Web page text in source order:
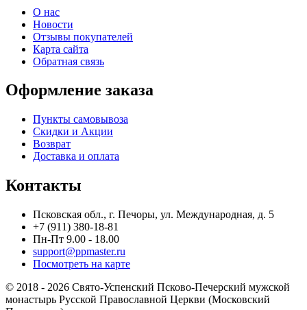
О нас
Новости
Отзывы покупателей
Карта сайта
Обратная связь
Оформление заказа
Пункты самовывоза
Скидки и Акции
Возврат
Доставка и оплата
Контакты
Псковская обл., г. Печоры, ул. Международная, д. 5
+7 (911) 380-18-81
Пн-Пт 9.00 - 18.00
support@ppmaster.ru
Посмотреть на карте
© 2018 - 2026 Свято-Успенский Псково-Печерский мужской
монастырь Русской Православной Церкви (Московский